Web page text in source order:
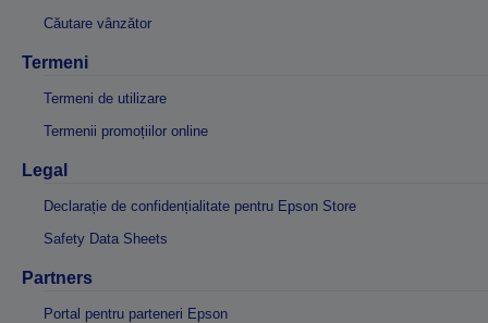
Căutare vânzător
Termeni
Termeni de utilizare
Termenii promoțiilor online
Legal
Declarație de confidențialitate pentru Epson Store
Safety Data Sheets
Partners
Portal pentru parteneri Epson